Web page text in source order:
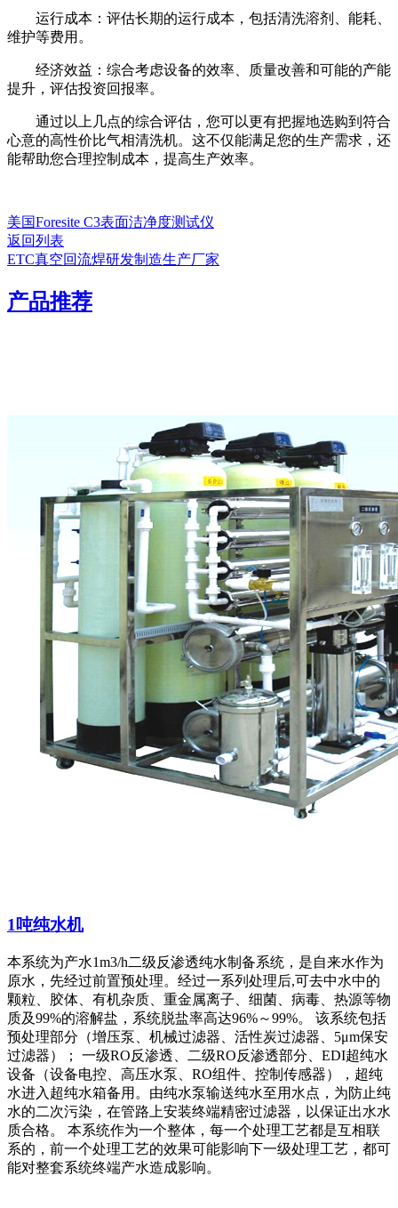
运行成本：评估长期的运行成本，包括清洗溶剂、能耗、
维护等费用。
经济效益：综合考虑设备的效率、质量改善和可能的产能
提升，评估投资回报率。
通过以上几点的综合评估，您可以更有把握地选购到符合
心意的高性价比气相清洗机。这不仅能满足您的生产需求，还
能帮助您合理控制成本，提高生产效率。
美国Foresite C3表面洁净度测试仪
返回列表
ETC真空回流焊研发制造生产厂家
产品推荐
1吨纯水机
本系统为产水1m3/h二级反渗透纯水制备系统，是自来水作为
原水，先经过前置预处理。经过一系列处理后,可去中水中的
颗粒、胶体、有机杂质、重金属离子、细菌、病毒、热源等物
质及99%的溶解盐，系统脱盐率高达96%～99%。 该系统包括
预处理部分（增压泵、机械过滤器、活性炭过滤器、5μm保安
过滤器）； 一级RO反渗透、二级RO反渗透部分、EDI超纯水
设备（设备电控、高压水泵、RO组件、控制传感器），超纯
水进入超纯水箱备用。由纯水泵输送纯水至用水点，为防止纯
水的二次污染，在管路上安装终端精密过滤器，以保证出水水
质合格。 本系统作为一个整体，每一个处理工艺都是互相联
系的，前一个处理工艺的效果可能影响下一级处理工艺，都可
能对整套系统终端产水造成影响。